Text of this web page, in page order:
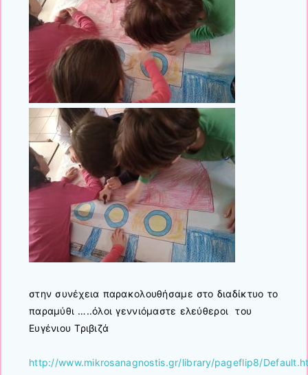
στην συνέχεια παρακολουθήσαμε στο διαδίκτυο το
παραμύθι …..όλοι γεννιόμαστε ελεύθεροι του
Ευγένιου Τριβιζά
http://www.mikrosanagnostis.gr/library/pageflip8/